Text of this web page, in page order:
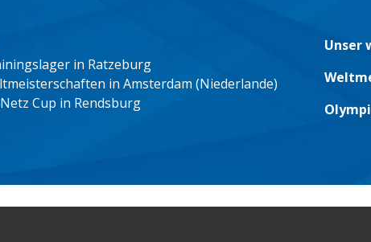
in Ratzeburg
in Amsterdam (Niederlande)
Cup in Rendsburg
Unser